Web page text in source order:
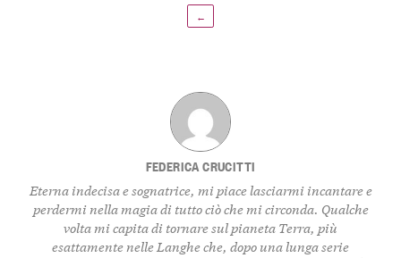
←
FEDERICA CRUCITTI
Eterna indecisa e sognatrice, mi piace lasciarmi incantare e
perdermi nella magia di tutto ciò che mi circonda. Qualche
volta mi capita di tornare sul pianeta Terra, più
esattamente nelle Langhe che, dopo una lunga serie